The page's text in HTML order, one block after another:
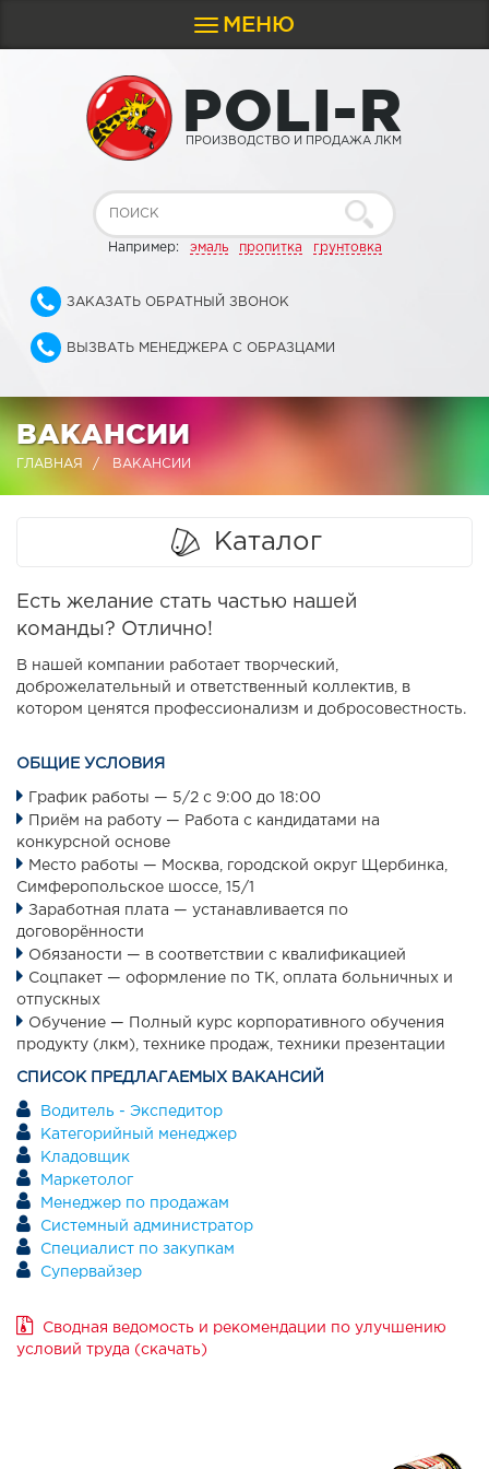
Toggle
navigation
МЕНЮ
POLI-R
ПРОИЗВОДСТВО И ПРОДАЖА ЛКМ
Например: эмаль пропитка грунтовка
ЗАКАЗАТЬ ОБРАТНЫЙ ЗВОНОК
ВЫЗВАТЬ МЕНЕДЖЕРА С ОБРАЗЦАМИ
ВАКАНСИИ
ГЛАВНАЯ ВАКАНСИИ
Каталог
Есть желание стать частью нашей
команды? Отлично!
В нашей компании работает творческий,
доброжелательный и ответственный коллектив, в
котором ценятся профессионализм и добросовестность.
ОБЩИЕ УСЛОВИЯ
График работы — 5/2 с 9:00 до 18:00
Приём на работу — Работа с кандидатами на
конкурсной основе
Место работы — Москва, городской округ Щербинка,
Симферопольское шоссе, 15/1
Заработная плата — устанавливается по
договорённости
Обязаности — в соответствии с квалификацией
Соцпакет — оформление по ТК, оплата больничных и
отпускных
Обучение — Полный курс корпоративного обучения
продукту (лкм), технике продаж, техники презентации
СПИСОК ПРЕДЛАГАЕМЫХ ВАКАНСИЙ
Водитель - Экспедитор
Категорийный менеджер
Кладовщик
Маркетолог
Менеджер по продажам
Системный администратор
Специалист по закупкам
Супервайзер
Сводная ведомость и рекомендации по улучшению
условий труда (скачать)